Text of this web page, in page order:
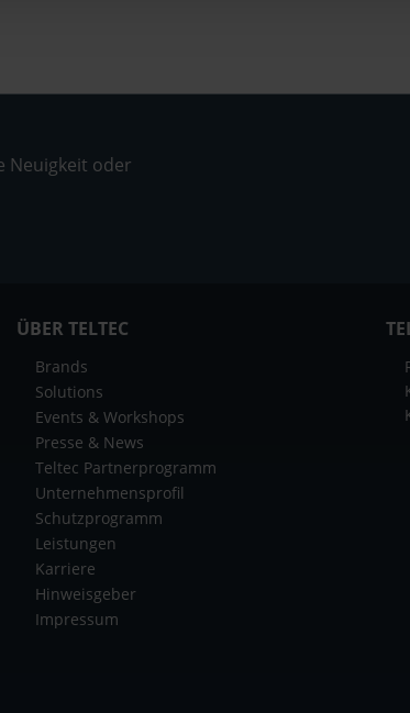
Neuigkeit oder
ÜBER TELTEC
Brands
Solutions
Events & Workshops
Presse & News
Teltec Partnerprogramm
Unternehmensprofil
Schutzprogramm
Leistungen
Karriere
Hinweisgeber
Impressum